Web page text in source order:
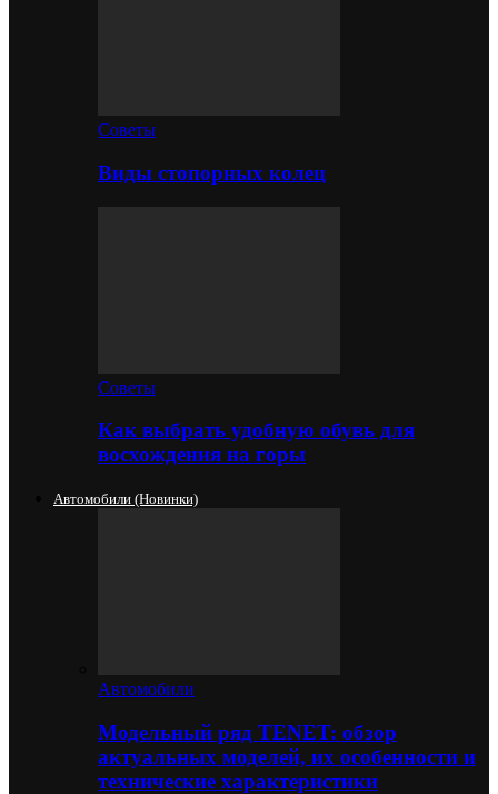
Советы
Виды стопорных колец
Советы
Как выбрать удобную обувь для
восхождения на горы
Автомобили (новинки)
Автомобили
Модельный ряд TENET: обзор
актуальных моделей, их особенности и
технические характеристики